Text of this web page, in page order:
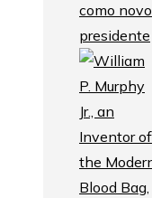
como novo
presidente